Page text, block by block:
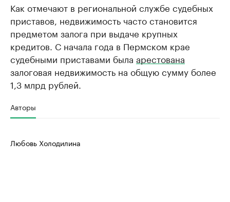
Как отмечают в региональной службе судебных
приставов, недвижимость часто становится
предметом залога при выдаче крупных
кредитов. С начала года в Пермском крае
судебными приставами была арестована
залоговая недвижимость на общую сумму более
1,3 млрд рублей.
Авторы
Любовь Холодилина